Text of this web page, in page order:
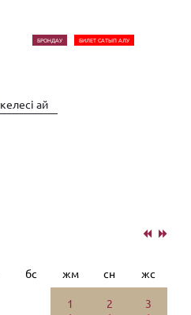
БРОНДАУ БИЛЕТ САТЫП АЛУ
келесі ай
бс жм сн жс
1 2 3